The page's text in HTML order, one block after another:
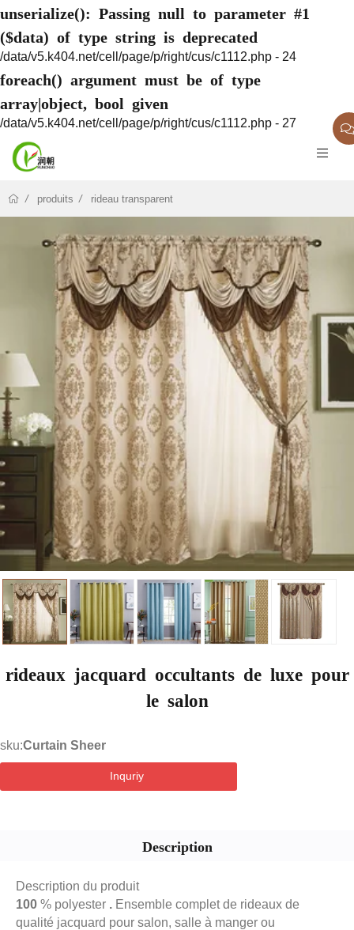
unserialize(): Passing null to parameter #1
($data) of type string is deprecated
/data/v5.k404.net/cell/page/p/right/cus/c1112.php - 24
foreach() argument must be of type
array|object, bool given
/data/v5.k404.net/cell/page/p/right/cus/c1112.php - 27
produits rideau transparent
rideaux jacquard occultants de luxe pour
le salon
sku:Curtain Sheer
Inquriy
Description
Description du produit
100 % polyester . Ensemble complet de rideaux de
qualité jacquard pour salon, salle à manger ou